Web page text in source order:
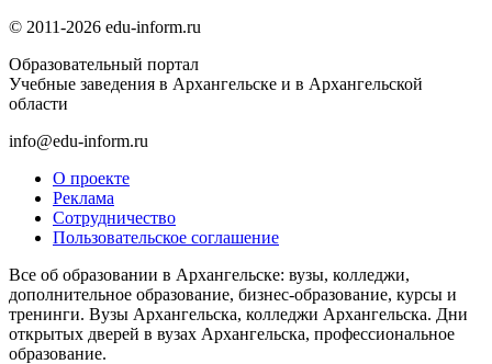
© 2011-2026 edu-inform.ru
Образовательный портал
Учебные заведения в Архангельске и в Архангельской
области
info@edu-inform.ru
О проекте
Реклама
Сотрудничество
Пользовательское соглашение
Все об образовании в Архангельске: вузы, колледжи,
дополнительное образование, бизнес-образование, курсы и
тренинги. Вузы Архангельска, колледжи Архангельска. Дни
открытых дверей в вузах Архангельска, профессиональное
образование.